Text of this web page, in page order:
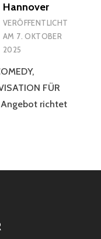
Hannover
VERÖFFENTLICHT
AM 7. OKTOBER
2025
FÜR
Angebot richtet